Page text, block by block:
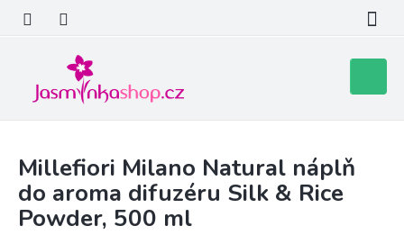
obsah
košík
Millefiori Milano Natural náplň
do aroma difuzéru Silk & Rice
Powder, 500 ml